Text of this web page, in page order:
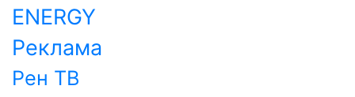
ENERGY
Реклама
Рен ТВ